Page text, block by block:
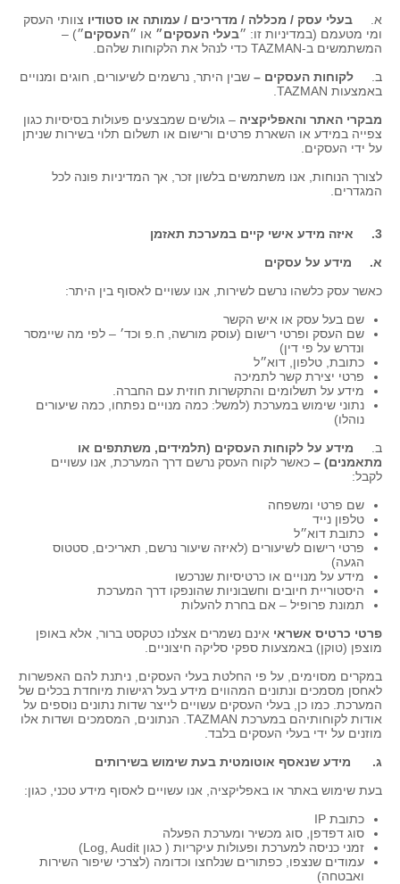
א. בעלי עסק / מכללה / מדריכים / עמותה או סטודיו צוותי העסק
ומי מטעמם (במדיניות זו: ״בעלי העסקים״ או ״העסקים״) –
המשתמשים ב-TAZMAN כדי לנהל את הלקוחות שלהם.
ב. לקוחות העסקים – שבין היתר, נרשמים לשיעורים, חוגים ומנויים
באמצעות TAZMAN.
מבקרי האתר והאפליקציה – גולשים שמבצעים פעולות בסיסיות כגון
צפייה במידע או השארת פרטים ורישום או תשלום תלוי בשירות שניתן
על ידי העסקים.
לצורך הנוחות, אנו משתמשים בלשון זכר, אך המדיניות פונה לכל
המגדרים.
3. איזה מידע אישי קיים במערכת תאזמן
א. מידע על עסקים
כאשר עסק כלשהו נרשם לשירות, אנו עשויים לאסוף בין היתר:
שם בעל עסק או איש הקשר
שם העסק ופרטי רישום (עוסק מורשה, ח.פ וכד׳ – לפי מה שיימסר
ונדרש על פי דין)
כתובת, טלפון, דוא״ל
פרטי יצירת קשר לתמיכה
מידע על תשלומים והתקשרות חוזית עם החברה.
נתוני שימוש במערכת (למשל: כמה מנויים נפתחו, כמה שיעורים
נוהלו)
ב. מידע על לקוחות העסקים (תלמידים, משתתפים או
מתאמנים) – כאשר לקוח העסק נרשם דרך המערכת, אנו עשויים
לקבל:
שם פרטי ומשפחה
טלפון נייד
כתובת דוא״ל
פרטי רישום לשיעורים (לאיזה שיעור נרשם, תאריכים, סטטוס
הגעה)
מידע על מנויים או כרטיסיות שנרכשו
היסטוריית חיובים וחשבוניות שהונפקו דרך המערכת
תמונת פרופיל – אם בחרת להעלות
פרטי כרטיס אשראי אינם נשמרים אצלנו כטקסט ברור, אלא באופן
מוצפן (טוקן) באמצעות ספקי סליקה חיצוניים.
במקרים מסוימים, על פי החלטת בעלי העסקים, ניתנת להם האפשרות
לאחסן מסמכים ונתונים המהווים מידע בעל רגישות מיוחדת בכלים של
המערכת. כמו כן, בעלי העסקים עשויים לייצר שדות נתונים נוספים על
אודות לקוחותיהם במערכת TAZMAN. הנתונים, המסמכים ושדות אלו
מוזנים על ידי בעלי העסקים בלבד.
ג. מידע שנאסף אוטומטית בעת שימוש בשירותים
בעת שימוש באתר או באפליקציה, אנו עשויים לאסוף מידע טכני, כגון:
כתובת IP
סוג דפדפן, סוג מכשיר ומערכת הפעלה
זמני כניסה למערכת ופעולות עיקריות ( כגון Log, Audit)
עמודים שנצפו, כפתורים שנלחצו וכדומה (לצרכי שיפור השירות
ואבטחה)